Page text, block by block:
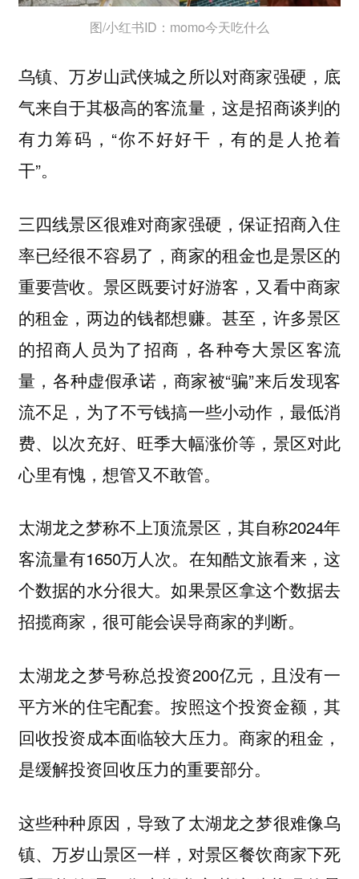
图/小红书ID：momo今天吃什么
乌镇、万岁山武侠城之所以对商家强硬，底
气来自于其极高的客流量，这是招商谈判的
有力筹码，“你不好好干，有的是人抢着
干”。
三四线景区很难对商家强硬，保证招商入住
率已经很不容易了，商家的租金也是景区的
重要营收。景区既要讨好游客，又看中商家
的租金，两边的钱都想赚。甚至，许多景区
的招商人员为了招商，各种夸大景区客流
量，各种虚假承诺，商家被“骗”来后发现客
流不足，为了不亏钱搞一些小动作，最低消
费、以次充好、旺季大幅涨价等，景区对此
心里有愧，想管又不敢管。
太湖龙之梦称不上顶流景区，其自称2024年
客流量有1650万人次。在知酷文旅看来，这
个数据的水分很大。如果景区拿这个数据去
招揽商家，很可能会误导商家的判断。
太湖龙之梦号称总投资200亿元，且没有一
平方米的住宅配套。按照这个投资金额，其
回收投资成本面临较大压力。商家的租金，
是缓解投资回收压力的重要部分。
这些种种原因，导致了太湖龙之梦很难像乌
镇、万岁山景区一样，对景区餐饮商家下死